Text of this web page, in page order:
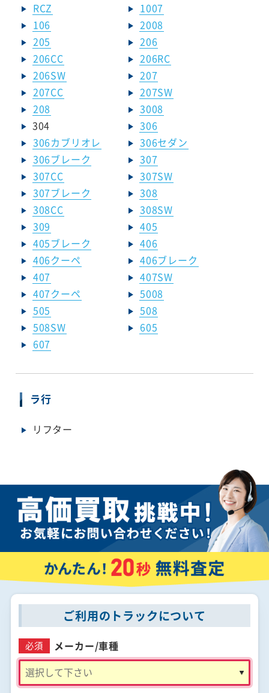
RCZ
1007
106
2008
205
206
206CC
206RC
206SW
207
207CC
207SW
208
3008
304
306
306カブリオレ
306セダン
306ブレーク
307
307CC
307SW
307ブレーク
308
308CC
308SW
309
405
405ブレーク
406
406クーペ
406ブレーク
407
407SW
407クーペ
5008
505
508
508SW
605
607
ラ行
リフター
ご利用のトラックについて
必須 メーカー/車種